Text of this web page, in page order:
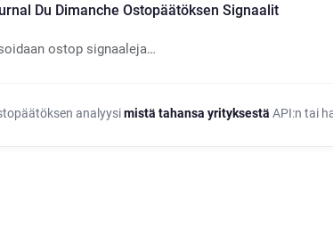
Du Dimanche Ostopäätöksen Signaalit
ostop signaaleja…
analyysimistä tahansa yrityksestä API:n tai